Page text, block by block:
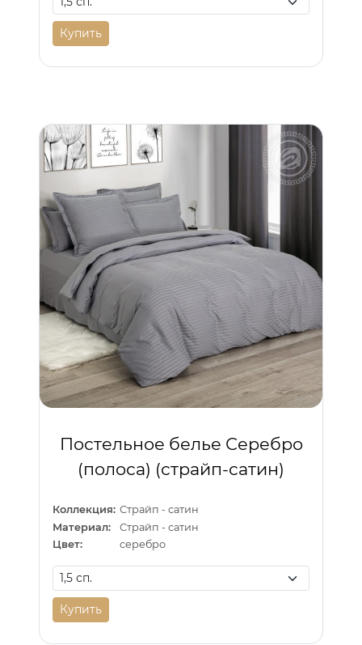
Купить
Постельное белье Серебро
(полоса) (страйп-сатин)
Коллекция: Страйп - сатин
Материал:
Страйп - сатин
Цвет:
серебро
Купить